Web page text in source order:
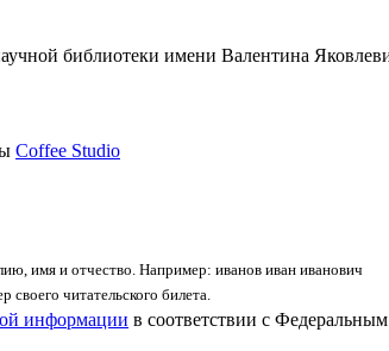
библиотеки имени Валентина
Coffee Studio
имя и отчество. Например: иванов иван иванович
своего читательского билета.
информации в соответствии с